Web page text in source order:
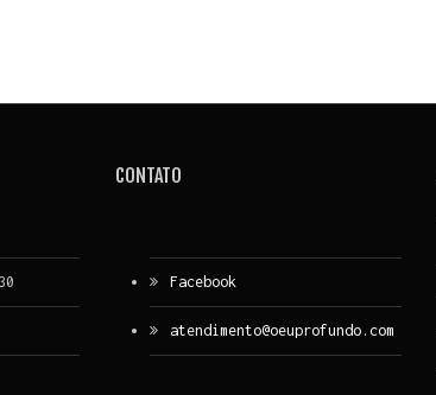
CONTATO
Facebook
atendimento@oeuprofundo.com